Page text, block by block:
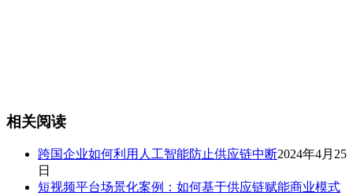
相关阅读
跨国企业如何利用人工智能防止供应链中断2024年4月25
日
短视频平台场景化案例：如何基于供应链赋能商业模式